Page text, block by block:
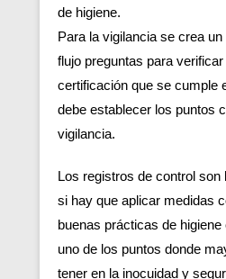
de higiene.
Para la vigilancia se crea
flujo preguntas para
certificación que se cumple
debe establecer los puntos
vigilancia.
Los registros de control
si hay que aplicar medidas
buenas prácticas de
uno de los puntos donde
tener en la inocuidad y